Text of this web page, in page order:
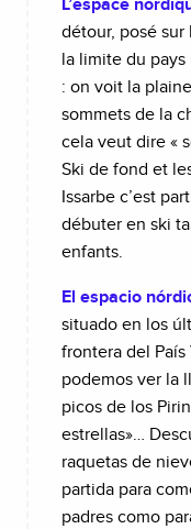
L’espace
détour, posé sur
la limite du pays
: on voit la
sommets de la
cela veut dire «
Ski de fond et
Issarbe c’est
débuter en ski
enfants.
El espacio
situado en los
frontera del País
podemos ver la
picos de los
estrellas»…
raquetas de
partida para
padres como